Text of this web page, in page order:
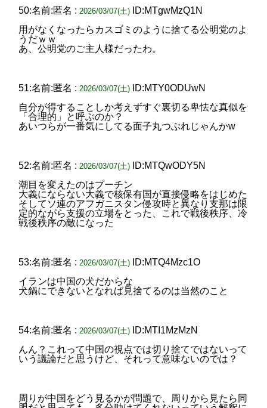
50:名前:匿名 : 2026/03/07(土)
ID:MTgwMzQ1N
用がなくなったらカスゴミのように捨てる公明党のよ
うだｗｗ
あ、公明党のご主人様だったわ。
51:名前:匿名 : 2026/03/07(土)
ID:MTY0ODUwN
自分が得することしか考えずすぐ裏切る卑怯な真似を
「合理的」と呼ぶのか？
あいつらが一番気にしてる面子丸つぶれじゃんかw
52:名前:匿名 : 2026/03/07(土)
ID:MTQwODY5N
潮目を変えたのはプーチン
大義にならない大義で核保有国が直接侵略をはじめた
そしてソ連のアフガニスタン侵攻時と異なり支那は限
定的ながら支援の立場をとった、これで戦後秩序、冷
戦後秩序の敵になった
53:名前:匿名 : 2026/03/07(土)
ID:MTQ4Mzc1O
イランは中国の犬だからな
犬鍋にできないとなれば見捨てるのは当然のこと
54:名前:匿名 : 2026/03/07(土)
ID:MTI1MzMzN
んん？これって中国の視点では切り捨てではないって
いう議論だと思うけど、それって意味ないのでは？
周りが中国をどう見るかが問題で、周りから見たら同